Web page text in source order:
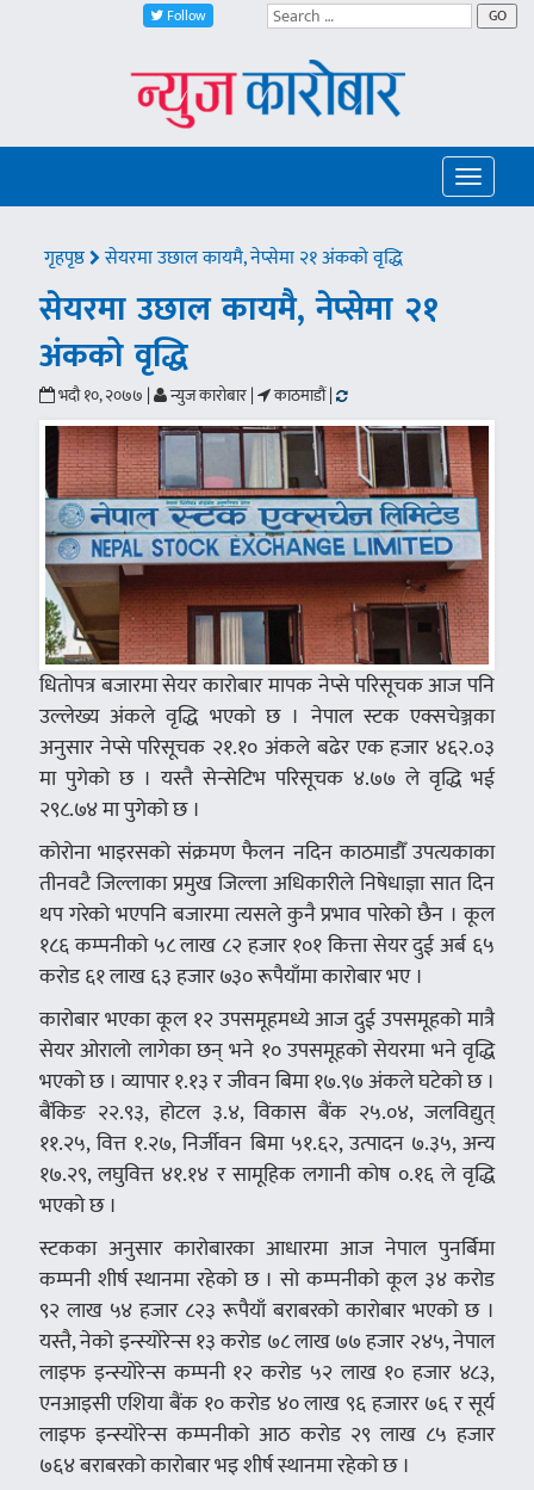
Follow GO
Toggle
गृहपृष्ठ सेयरमा उछाल कायमै, नेप्सेमा २१ अंकको वृद्धि
सेयरमा उछाल कायमै, नेप्सेमा २१
अंकको वृद्धि
भदौ १०, २०७७ | न्युज कारोबार | काठमाडौं |
धितोपत्र बजारमा सेयर कारोबार मापक नेप्से परिसूचक आज पनि
उल्लेख्य अंकले वृद्धि भएको छ । नेपाल स्टक एक्सचेञ्जका
अनुसार नेप्से परिसूचक २१.१० अंकले बढेर एक हजार ४६२.०३
मा पुगेको छ । यस्तै सेन्सेटिभ परिसूचक ४.७७ ले वृद्धि भई
२९८.७४ मा पुगेको छ ।
कोरोना भाइरसको स‌ंक्रमण फैलन नदिन काठमाडौँ उपत्यकाका
तीनवटै जिल्लाका प्रमुख जिल्ला अधिकारीले निषेधाज्ञा सात दिन
थप गरेको भएपनि बजारमा त्यसले कुनै प्रभाव पारेको छैन । कूल
१८६ कम्पनीको ५८ लाख ८२ हजार १०१ कित्ता सेयर दुई अर्ब ६५
करोड ६१ लाख ६३ हजार ७३० रूपैयाँमा कारोबार भए ।
कारोबार भएका कूल १२ उपसमूहमध्ये आज दुई उपसमूहको मात्रै
सेयर ओरालो लागेका छन् भने १० उपसमूहको सेयरमा भने वृद्धि
भएको छ । व्यापार १.१३ र जीवन बिमा १७.९७ अंकले घटेको छ ।
बैंकिङ २२.९३, होटल ३.४, विकास बैंक २५.०४, जलविद्युत्
११.२५, वित्त १.२७, निर्जीवन बिमा ५१.६२, उत्पादन ७.३५, अन्य
१७.२९, लघुवित्त ४१.१४ र सामूहिक लगानी कोष ०.१६ ले वृद्धि
भएको छ ।
स्टकका अनुसार कारोबारका आधारमा आज नेपाल पुनर्बिमा
कम्पनी शीर्ष स्थानमा रहेको छ । सो कम्पनीको कूल ३४ करोड
९२ लाख ५४ हजार ८२३ रूपैयाँ बराबरको कारोबार भएको छ ।
यस्तै, नेको इन्स्योरेन्स १३ करोड ७८ लाख ७७ हजार २४५, नेपाल
लाइफ इन्स्योरेन्स कम्पनी १२ करोड ५२ लाख १० हजार ४८३,
एनआइसी एशिया बैंक १० करोड ४० लाख ९६ हजारर ७६ र सूर्य
लाइफ इन्स्योरेन्स कम्पनीको आठ करोड २९ लाख ८५ हजार
७६४ बराबरको कारोबार भइ शीर्ष स्थानमा रहेको छ ।